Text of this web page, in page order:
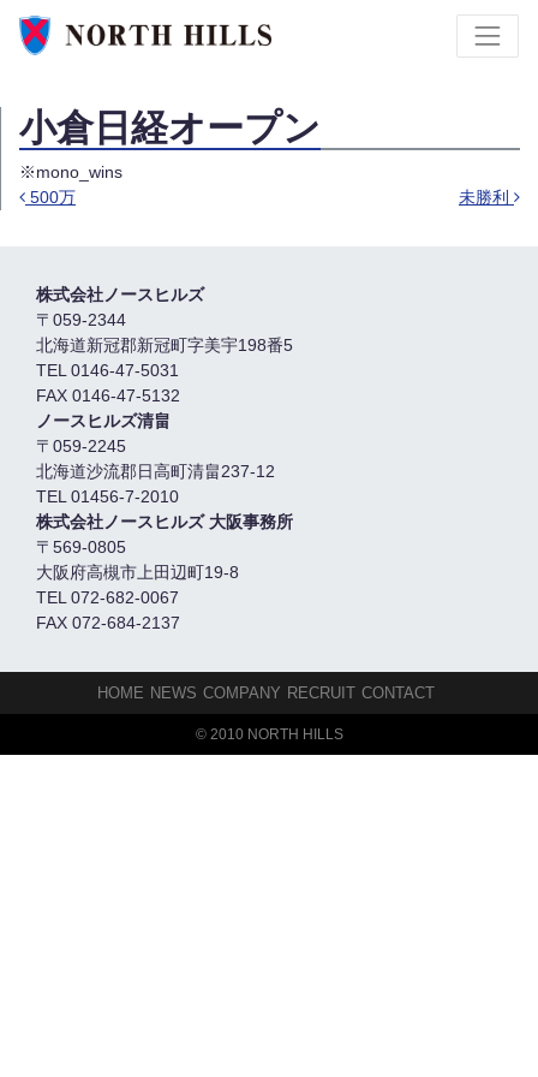
小倉日経オープン
※mono_wins
500万 未勝利
株式会社ノースヒルズ
〒059-2344
北海道新冠郡新冠町字美宇198番5
TEL 0146-47-5031
FAX 0146-47-5132
ノースヒルズ清畠
〒059-2245
北海道沙流郡日高町清畠237-12
TEL 01456-7-2010
株式会社ノースヒルズ 大阪事務所
〒569-0805
大阪府高槻市上田辺町19-8
TEL 072-682-0067
FAX 072-684-2137
HOME NEWS COMPANY RECRUIT CONTACT
© 2010 NORTH HILLS